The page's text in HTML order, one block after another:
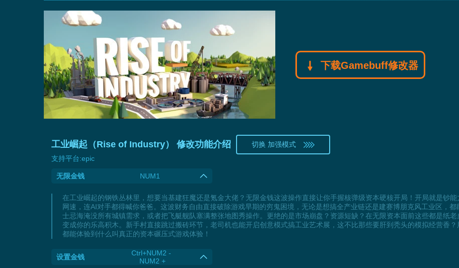
下载Gamebuff修改器
工业崛起（Rise of Industry） 修改功能介绍
切换 加强模式
支持平台:epic
无限金钱 NUM1
在工业崛起的钢铁丛林里，想要当基建狂魔还是氪金大佬？无限金钱这波操作直接让你手握核弹级资本硬核开局！开局就是钞
网速，连AI对手都得喊你爸爸。这波财务自由直接破除游戏早期的穷鬼困境，无论是想搞全产业链还是建赛博朋克风工业区，
士忌海淹没所有城镇需求，或者把飞艇舰队塞满整张地图秀操作。更绝的是市场崩盘？资源短缺？在无限资本面前这些都是纸
变成你的乐高积木。新手村直接跳过搬砖环节，老司机也能开启创意模式搞工业艺术展，这不比那些要肝到秃头的模拟经营香
都能体验到什么叫真正的资本碾压式游戏体验！
设置金钱
Ctrl+NUM2 -
NUM2 +